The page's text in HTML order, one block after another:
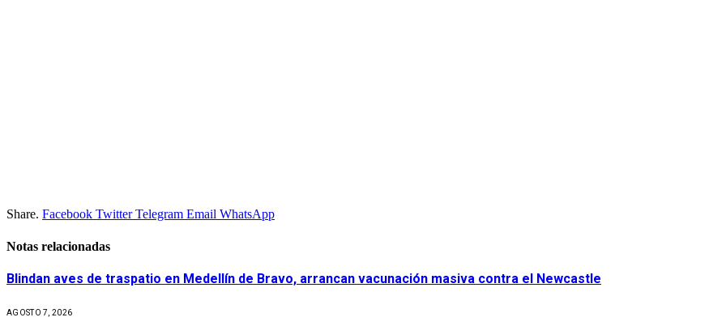
Share. Facebook Twitter Telegram Email WhatsApp
Notas relacionadas
Blindan aves de traspatio en Medellín de Bravo, arrancan vacunación masiva contra el Newcastle
AGOSTO 7, 2026